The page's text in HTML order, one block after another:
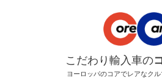
こだわり輸入車の
ヨーロッパのコアでレアなク